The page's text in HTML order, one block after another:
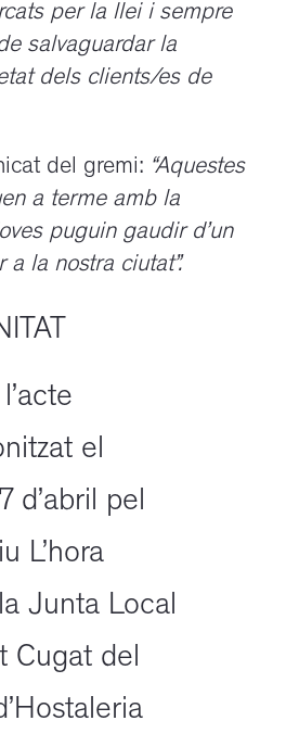
per la llei i sempre
salvaguardar la
dels clients/es de
del gremi: “Aquestes
a terme amb la
puguin gaudir d’un
la nostra ciutat”.
el
d’abril pel
L’hora
Junta Local
Cugat del